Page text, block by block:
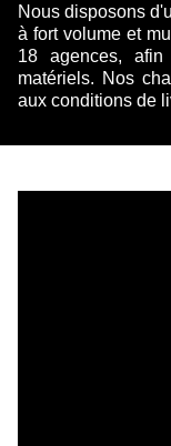
Nous disposons
à fort volume et
18 agences,
matériels. Nos
aux conditions de